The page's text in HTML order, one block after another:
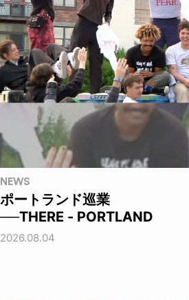
NEWS
ポートランド巡業
──THERE - PORTLAND
2026.08.04